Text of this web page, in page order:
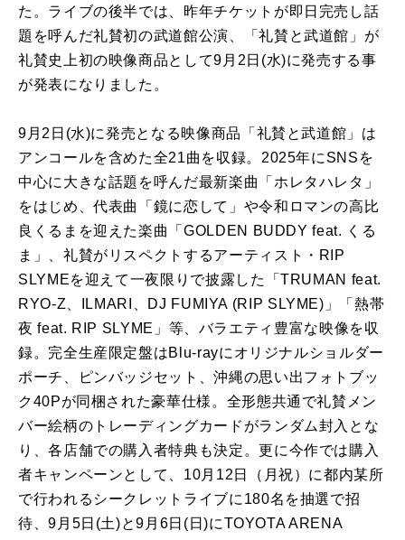
た。ライブの後半では、昨年チケットが即日完売し話
題を呼んだ礼賛初の武道館公演、「礼賛と武道館」が
礼賛史上初の映像商品として9月2日(水)に発売する事
が発表になりました。
9月2日(水)に発売となる映像商品「礼賛と武道館」は
アンコールを含めた全21曲を収録。2025年にSNSを
中心に大きな話題を呼んだ最新楽曲「ホレタハレタ」
をはじめ、代表曲「鏡に恋して」や令和ロマンの高比
良くるまを迎えた楽曲「GOLDEN BUDDY feat. くる
ま」、礼賛がリスペクトするアーティスト・RIP
SLYMEを迎えて一夜限りで披露した「TRUMAN feat.
RYO-Z、ILMARI、DJ FUMIYA (RIP SLYME)」「熱帯
夜 feat. RIP SLYME」等、バラエティ豊富な映像を収
録。完全生産限定盤はBlu-rayにオリジナルショルダー
ポーチ、ピンバッジセット、沖縄の思い出フォトブッ
ク40Pが同梱された豪華仕様。全形態共通で礼賛メン
バー絵柄のトレーディングカードがランダム封入とな
り、各店舗での購入者特典も決定。更に今作では購入
者キャンペーンとして、10月12日（月祝）に都内某所
で行われるシークレットライブに180名を抽選で招
待、9月5日(土)と9月6日(日)にTOYOTA ARENA